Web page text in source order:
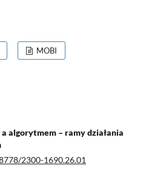
MOBI
algorytmem – ramy działania
2300-1690.26.01